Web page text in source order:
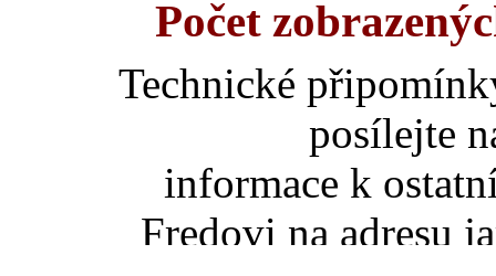
Počet
Technické
posílejte
informace k
Fredovi na adresu